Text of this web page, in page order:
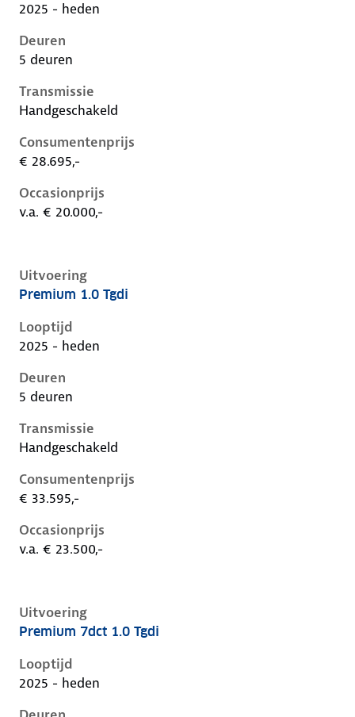
2025 - heden
Deuren
5 deuren
Transmissie
Handgeschakeld
Consumentenprijs
€ 28.695,-
Occasionprijs
v.a. € 20.000,-
Uitvoering
Hyundai I20 iii-1e-facelift, 1.0 tgdi, 66 kW, Benzine, 5
Premium 1.0 Tgdi
Looptijd
2025 - heden
Deuren
5 deuren
Transmissie
Handgeschakeld
Consumentenprijs
€ 33.595,-
Occasionprijs
v.a. € 23.500,-
Uitvoering
Hyundai I20 iii-1e-facelift, 1.0 tgdi, 66 kW, Benzine, 5
Premium 7dct 1.0 Tgdi
Looptijd
2025 - heden